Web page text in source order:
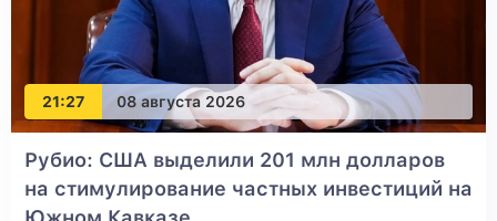
21:27 08 августа 2026
Рубио: США выделили 201 млн долларов
на стимулирование частных инвестиций на